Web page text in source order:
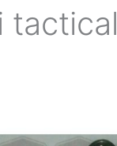
tactical